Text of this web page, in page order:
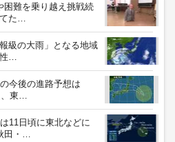
困難を乗り越え挑戦続
た…
級の大雨」となる地域
…
の今後の進路予想は
東…
11日頃に東北などに
田・…